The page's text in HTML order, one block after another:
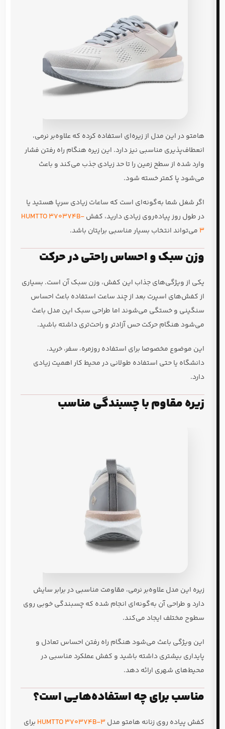
هامتو در این مدل از زیره‌ای استفاده کرده که علاوه‌بر نرمی،
انعطاف‌پذیری مناسبی نیز دارد. این زیره هنگام راه رفتن فشار
وارد شده از سطح زمین را تا حد زیادی جذب می‌کند و باعث
می‌شود پا کمتر خسته شود.
اگر شغل شما به‌گونه‌ای است که ساعات زیادی سرپا هستید یا
در طول روز پیاده‌روی زیادی دارید، کفشHUMTTO 370374B-
3 می‌تواند انتخاب بسیار مناسبی برایتان باشد.
وزن سبک و احساس راحتی در حرکت
یکی از ویژگی‌های جذاب این کفش، وزن سبک آن است. بسیاری
از کفش‌های اسپرت بعد از چند ساعت استفاده باعث احساس
سنگینی و خستگی می‌شوند اما طراحی سبک این مدل باعث
می‌شود هنگام حرکت حس آزادتر و راحت‌تری داشته باشید.
این موضوع مخصوصا برای استفاده روزمره، سفر، خرید،
دانشگاه یا حتی استفاده طولانی در محیط کار اهمیت زیادی
دارد.
زیره مقاوم با چسبندگی مناسب
زیره این مدل علاوه‌بر نرمی، مقاومت مناسبی در برابر سایش
دارد و طراحی آن به‌گونه‌ای انجام شده که چسبندگی خوبی روی
سطوح مختلف ایجاد می‌کند.
این ویژگی باعث می‌شود هنگام راه رفتن احساس تعادل و
پایداری بیشتری داشته باشید و کفش عملکرد مناسبی در
محیط‌های شهری ارائه دهد.
مناسب برای چه استفاده‌هایی است؟
کفش پیاده روی زنانه هامتو مدل HUMTTO 370374B-3 برای